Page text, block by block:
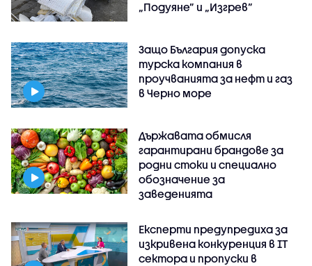
„Подуяне” и „Изгрев”
Защо България допуска
турска компания в
проучванията за нефт и газ
в Черно море
Държавата обмисля
гарантирани брандове за
родни стоки и специално
обозначение за
заведенията
Експерти предупредиха за
изкривена конкуренция в IT
сектора и пропуски в